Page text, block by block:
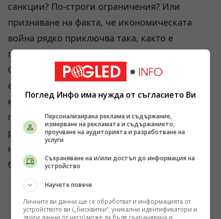
санкции? По-строги ограничения? Или
признаване на факта, че икономическата
война рядко приключва така, както е
планирана от нейните архитекти?
Отговорът все още не е ясен. Ясно е
единствено, че светът навлиза в период, в
който икономическата устойчивост се
превръща в не по-малко важно оръжие от
ракетите, самолетите и танковете. А именно
на този фронт се води една от най-важните
битки на нашето време.
Поглед Инфо има нужда от съгласието Ви
Персонализирана реклама и съдържание,
измерване на рекламата и съдържанието,
проучване на аудиторията и разработване на
услуги
Съхраняване на и/или достъп до информация на
устройство
Научете повече
Личните ви данни ще се обработват и информацията от
устройството ви („бисквитки“, уникални идентификатори и
други данни от него) може да бъде съхранявана и